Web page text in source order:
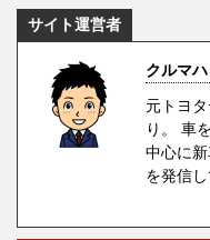
サイト運営者
クルマ
元トヨ
り。 車
中心に
を発信し